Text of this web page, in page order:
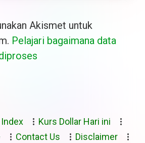
Akismet untuk
Pelajari bagaimana data
Index
Kurs Dollar Hari ini
Contact Us
Disclaimer